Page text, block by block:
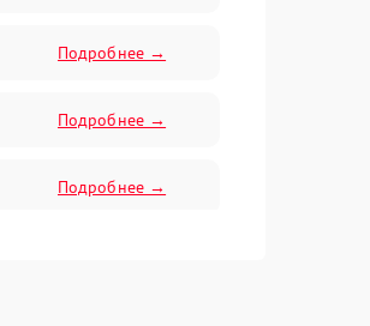
Подробнее →
Подробнее →
Подробнее →